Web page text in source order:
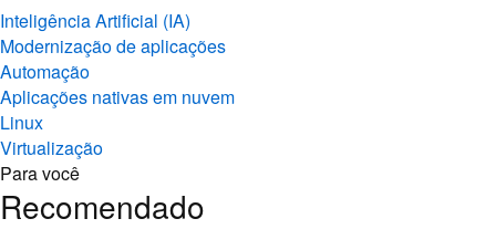
Inteligência Artificial (IA)
Modernização de aplicações
Automação
Aplicações nativas em nuvem
Linux
Virtualização
Para você
Recomendado